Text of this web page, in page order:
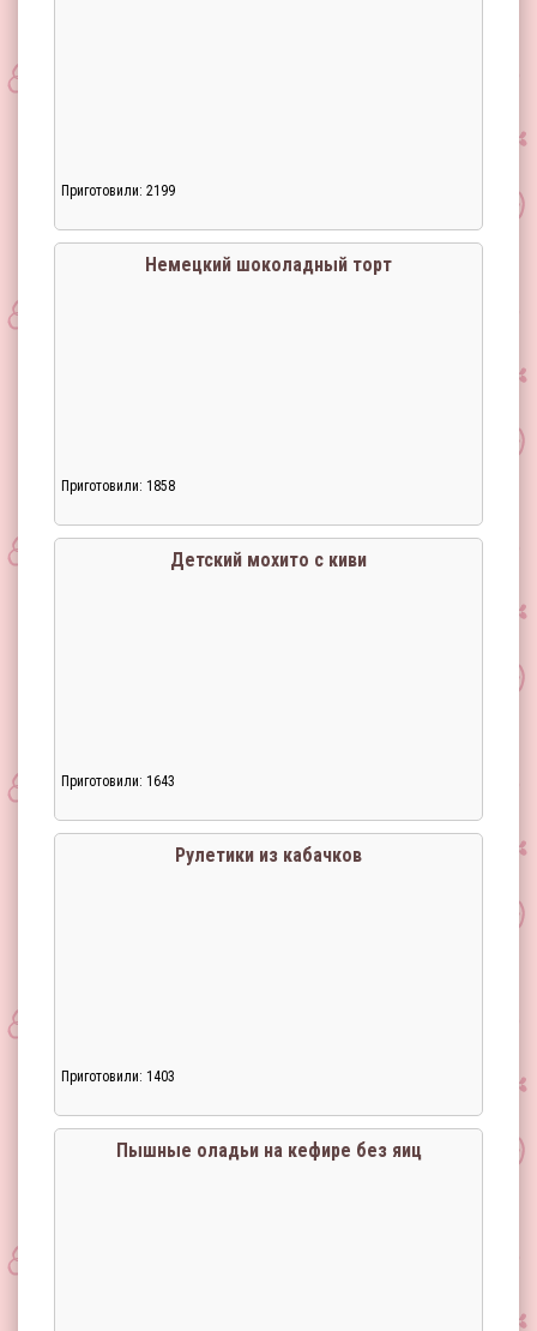
Приготовили: 2199
Немецкий шоколадный торт
Приготовили: 1858
Детский мохито с киви
Приготовили: 1643
Рулетики из кабачков
Приготовили: 1403
Пышные оладьи на кефире без яиц